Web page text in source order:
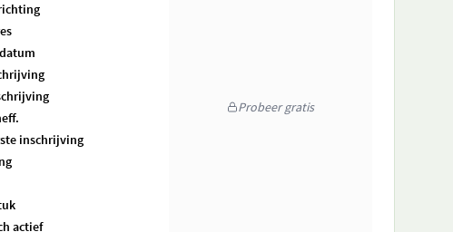
inschrijving
actief
Probeer gratis